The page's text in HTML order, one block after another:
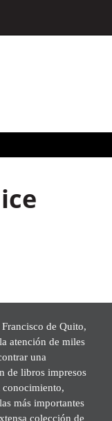
de Quito,
atención de miles
una
de libros impresos
conocimiento,
más importantes
colección de